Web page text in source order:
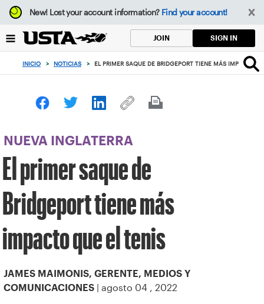
Enfoque
desde
botón
volver
principio
New!Lost your account information? Find your account!
JOIN SIGN IN
INICIO > NOTICIAS > EL PRIMER SAQUE DE BRIDGEPORT TIENE MÁS IMPACTO
NUEVA INGLATERRA
El primer saque de
Bridgeport tiene más
impacto que el tenis
JAMES MAIMONIS, GERENTE, MEDIOS Y
COMUNICACIONES | agosto 04 , 2022